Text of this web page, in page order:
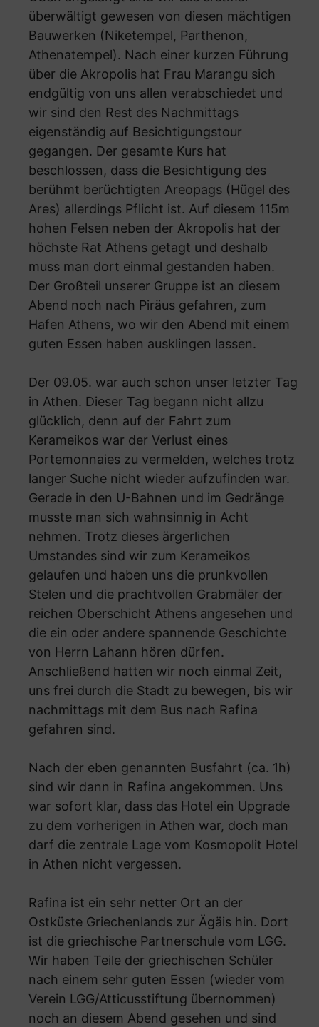
überwältigt gewesen von diesen mächtigen
Bauwerken (Niketempel, Parthenon,
Athenatempel). Nach einer kurzen Führung
über die Akropolis hat Frau Marangu sich
endgültig von uns allen verabschiedet und
wir sind den Rest des Nachmittags
eigenständig auf Besichtigungstour
gegangen. Der gesamte Kurs hat
beschlossen, dass die Besichtigung des
berühmt berüchtigten Areopags (Hügel des
Ares) allerdings Pflicht ist. Auf diesem 115m
hohen Felsen neben der Akropolis hat der
höchste Rat Athens getagt und deshalb
muss man dort einmal gestanden haben.
Der Großteil unserer Gruppe ist an diesem
Abend noch nach Piräus gefahren, zum
Hafen Athens, wo wir den Abend mit einem
guten Essen haben ausklingen lassen.
Der 09.05. war auch schon unser letzter Tag
in Athen. Dieser Tag begann nicht allzu
glücklich, denn auf der Fahrt zum
Kerameikos war der Verlust eines
Portemonnaies zu vermelden, welches trotz
langer Suche nicht wieder aufzufinden war.
Gerade in den U-Bahnen und im Gedränge
musste man sich wahnsinnig in Acht
nehmen. Trotz dieses ärgerlichen
Umstandes sind wir zum Kerameikos
gelaufen und haben uns die prunkvollen
Stelen und die prachtvollen Grabmäler der
reichen Oberschicht Athens angesehen und
die ein oder andere spannende Geschichte
von Herrn Lahann hören dürfen.
Anschließend hatten wir noch einmal Zeit,
uns frei durch die Stadt zu bewegen, bis wir
nachmittags mit dem Bus nach Rafina
gefahren sind.
Nach der eben genannten Busfahrt (ca. 1h)
sind wir dann in Rafina angekommen. Uns
war sofort klar, dass das Hotel ein Upgrade
zu dem vorherigen in Athen war, doch man
darf die zentrale Lage vom Kosmopolit Hotel
in Athen nicht vergessen.
Rafina ist ein sehr netter Ort an der
Ostküste Griechenlands zur Ägäis hin. Dort
ist die griechische Partnerschule vom LGG.
Wir haben Teile der griechischen Schüler
nach einem sehr guten Essen (wieder vom
Verein LGG/Atticusstiftung übernommen)
noch an diesem Abend gesehen und sind